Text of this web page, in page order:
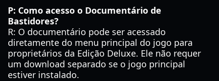
P: Como acesso o Documentário de
Bastidores?
R: O documentário pode ser acessado
diretamente do menu principal do jogo para
proprietários da Edição Deluxe. Ele não requer
um download separado se o jogo principal
estiver instalado.